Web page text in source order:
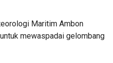
Maritim Ambon
mewaspadai gelombang